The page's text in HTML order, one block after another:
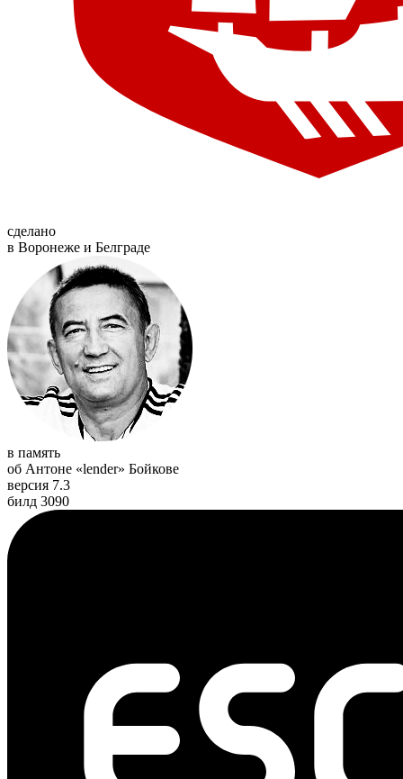
сделано
в Воронеже и Белграде
в память
об Антоне «lender» Бойкове
версия 7.3
билд 3090